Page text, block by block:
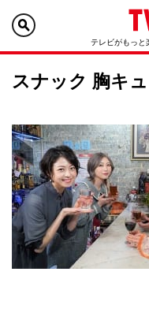
テレビがもっと
スナック 胸キ